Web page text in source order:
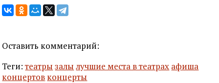
Оставить комментарий:
Теги:театры залы лучшие места в театрах афиша
концертов концерты